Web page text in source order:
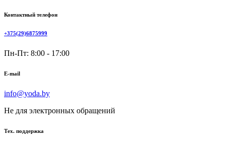
Контактный телефон
+375(29)6875999
Пн-Пт: 8:00 - 17:00
E-mail
info@yoda.by
Не для электронных обращений
Тех. поддержка